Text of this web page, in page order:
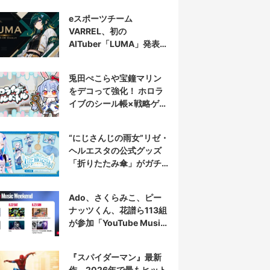
eスポーツチーム
VARREL、初の
AITuber「LUMA」発表
兎田ぺこらや宝鐘マリン
をデコって強化！ ホロラ
イブのシール帳×戦略ゲー
“にじさんじの雨女”リゼ・
ヘルエスタの公式グッズ
「折りたたみ傘」がガチ
Ado、さくらみこ、ピー
ナッツくん、花譜ら113組
が参加「YouTube Music
『スパイダーマン』最新